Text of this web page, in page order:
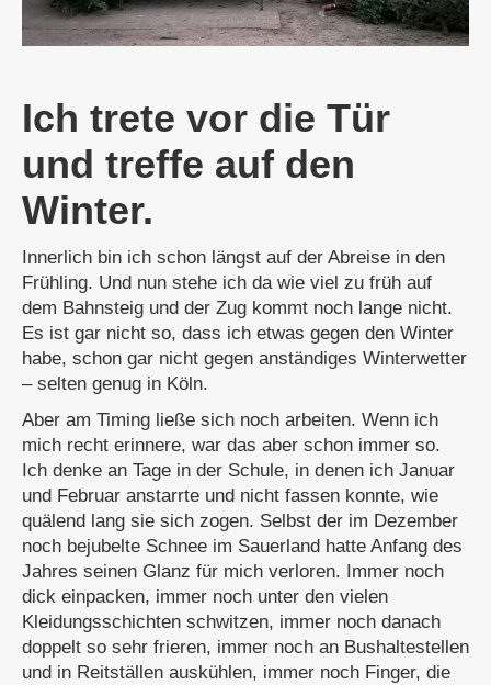
Ich trete vor die Tür
und treffe auf den
Winter.
Innerlich bin ich schon längst auf der Abreise in den
Frühling. Und nun stehe ich da wie viel zu früh auf
dem Bahnsteig und der Zug kommt noch lange nicht.
Es ist gar nicht so, dass ich etwas gegen den Winter
habe, schon gar nicht gegen anständiges Winterwetter
– selten genug in Köln.
Aber am Timing ließe sich noch arbeiten. Wenn ich
mich recht erinnere, war das aber schon immer so.
Ich denke an Tage in der Schule, in denen ich Januar
und Februar anstarrte und nicht fassen konnte, wie
quälend lang sie sich zogen. Selbst der im Dezember
noch bejubelte Schnee im Sauerland hatte Anfang des
Jahres seinen Glanz für mich verloren. Immer noch
dick einpacken, immer noch unter den vielen
Kleidungsschichten schwitzen, immer noch danach
doppelt so sehr frieren, immer noch an Bushaltestellen
und in Reitställen auskühlen, immer noch Finger, die